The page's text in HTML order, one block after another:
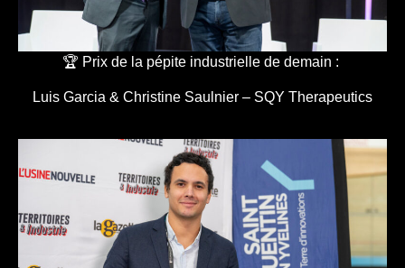
🏆 Prix de la pépite industrielle de demain :
Luis Garcia & Christine Saulnier – SQY Therapeutics